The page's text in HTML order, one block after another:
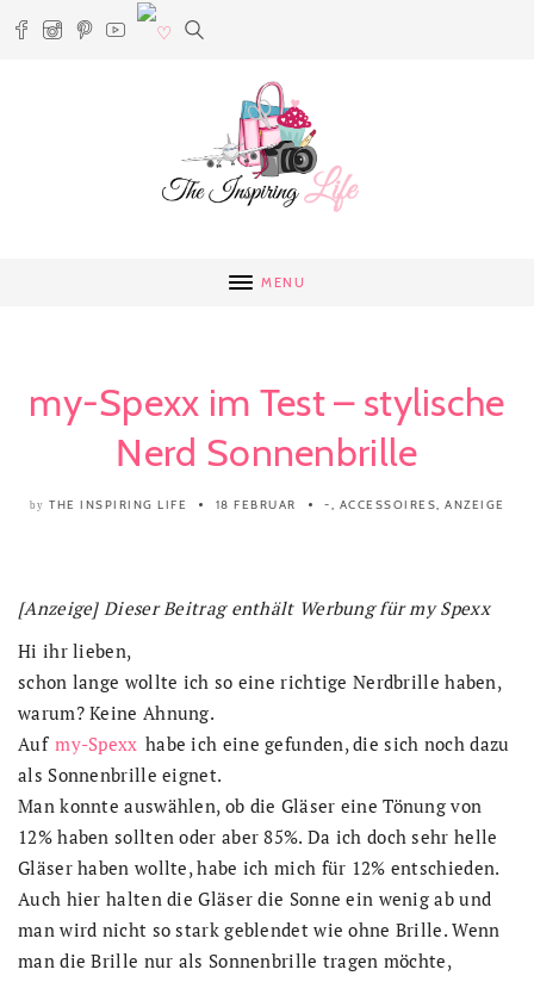
MENU
my-Spexx im Test – stylische
Nerd Sonnenbrille
by THE INSPIRING LIFE 18 FEBRUAR -, ACCESSOIRES, ANZEIGE
[Anzeige] Dieser Beitrag enthält Werbung für my Spexx
Hi ihr lieben,
schon lange wollte ich so eine richtige Nerdbrille haben,
warum? Keine Ahnung.
Auf my-Spexx habe ich eine gefunden, die sich noch dazu
als Sonnenbrille eignet.
Man konnte auswählen, ob die Gläser eine Tönung von
12% haben sollten oder aber 85%. Da ich doch sehr helle
Gläser haben wollte, habe ich mich für 12% entschieden.
Auch hier halten die Gläser die Sonne ein wenig ab und
man wird nicht so stark geblendet wie ohne Brille. Wenn
man die Brille nur als Sonnenbrille tragen möchte,